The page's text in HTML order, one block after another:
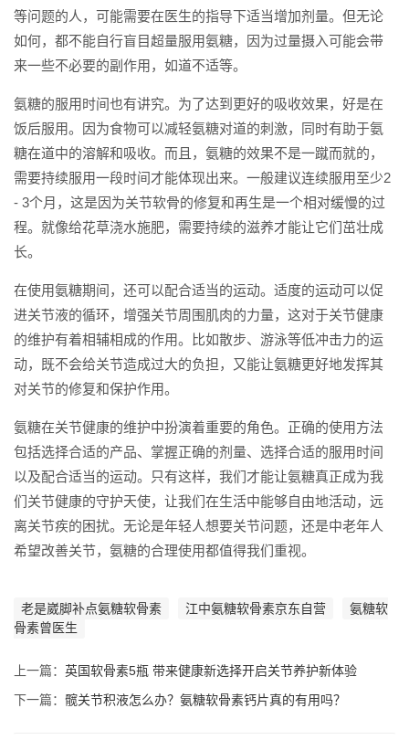
等问题的人，可能需要在医生的指导下适当增加剂量。但无论
如何，都不能自行盲目超量服用氨糖，因为过量摄入可能会带
来一些不必要的副作用，如道不适等。
氨糖的服用时间也有讲究。为了达到更好的吸收效果，好是在
饭后服用。因为食物可以减轻氨糖对道的刺激，同时有助于氨
糖在道中的溶解和吸收。而且，氨糖的效果不是一蹴而就的，
需要持续服用一段时间才能体现出来。一般建议连续服用至少2
- 3个月，这是因为关节软骨的修复和再生是一个相对缓慢的过
程。就像给花草浇水施肥，需要持续的滋养才能让它们茁壮成
长。
在使用氨糖期间，还可以配合适当的运动。适度的运动可以促
进关节液的循环，增强关节周围肌肉的力量，这对于关节健康
的维护有着相辅相成的作用。比如散步、游泳等低冲击力的运
动，既不会给关节造成过大的负担，又能让氨糖更好地发挥其
对关节的修复和保护作用。
氨糖在关节健康的维护中扮演着重要的角色。正确的使用方法
包括选择合适的产品、掌握正确的剂量、选择合适的服用时间
以及配合适当的运动。只有这样，我们才能让氨糖真正成为我
们关节健康的守护天使，让我们在生活中能够自由地活动，远
离关节疾的困扰。无论是年轻人想要关节问题，还是中老年人
希望改善关节，氨糖的合理使用都值得我们重视。
老是崴脚补点氨糖软骨素 江中氨糖软骨素京东自营
氨糖软
骨素曾医生
上一篇： 英国软骨素5瓶 带来健康新选择开启关节养护新体验
下一篇： 髋关节积液怎么办？氨糖软骨素钙片真的有用吗？